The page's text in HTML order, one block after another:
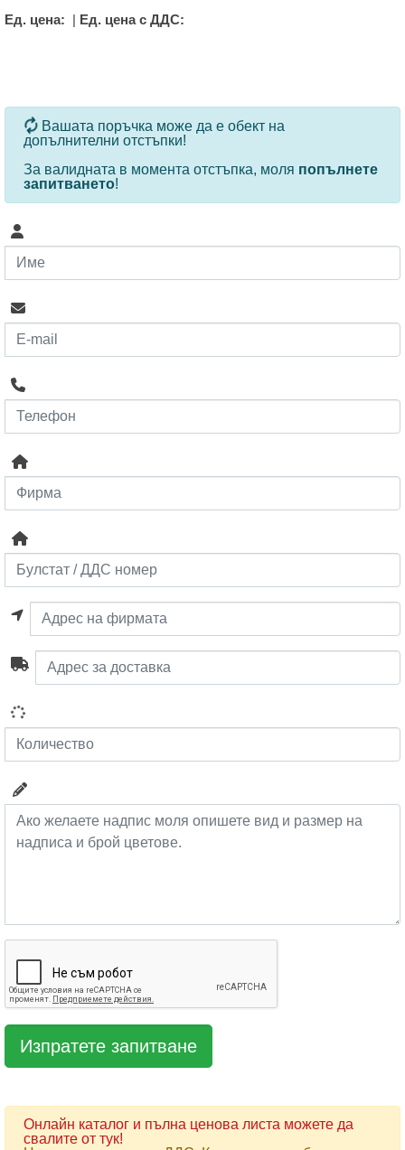
Ед. цена: | Ед. цена с ДДС:
За определени продукти и количества се ползват
Вашата поръчка може да е обект на
допълнителни отстъпки!
За валидната в момента отстъпка, моля попълнете
запитването!
Онлайн каталог и пълна ценова листа можете да
свалите от тук!